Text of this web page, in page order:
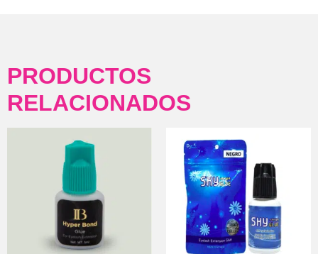
PRODUCTOS
RELACIONADOS